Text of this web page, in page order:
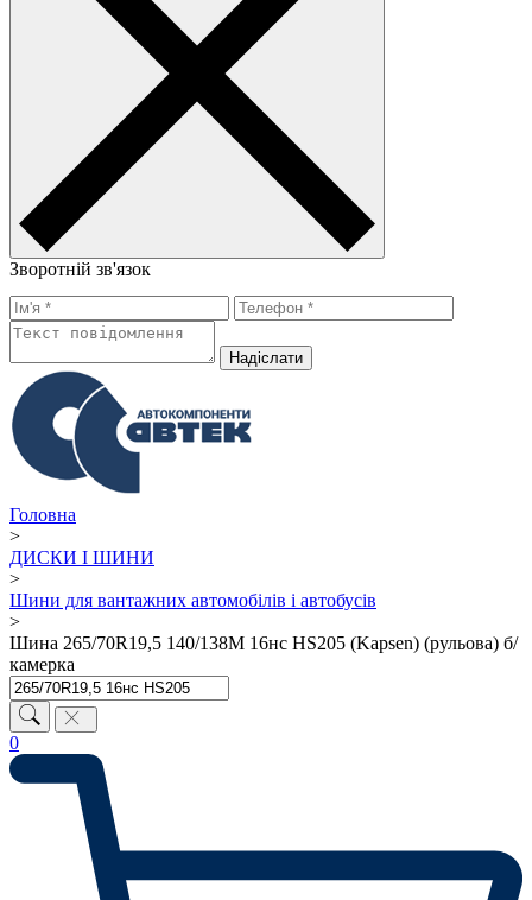
Зворотній зв'язок
Надiслати
Головна
>
ДИСКИ І ШИНИ
>
Шини для вантажних автомобілів і автобусів
>
Шина 265/70R19,5 140/138M 16нс HS205 (Kapsen) (рульова) б/
камерка
0